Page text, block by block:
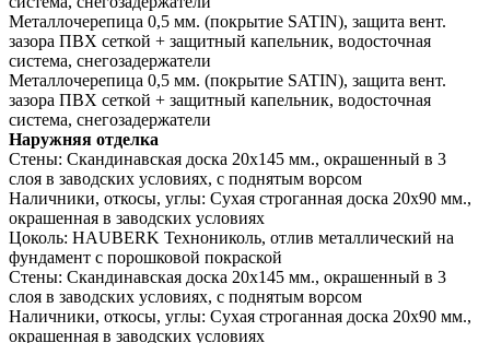
Металлочерепица 0,5 мм. (покрытие SATIN), защита вент.
зазора ПВХ сеткой + защитный капельник, водосточная
система, снегозадержатели
Металлочерепица 0,5 мм. (покрытие SATIN), защита вент.
зазора ПВХ сеткой + защитный капельник, водосточная
система, снегозадержатели
Наружняя отделка
Стены: Скандинавская доска 20х145 мм., окрашенный в 3
слоя в заводских условиях, с поднятым ворсом
Наличники, откосы, углы: Сухая строганная доска 20х90 мм.,
окрашенная в заводских условиях
Цоколь: HAUBERK Технониколь, отлив металлический на
фундамент с порошковой покраской
Стены: Скандинавская доска 20х145 мм., окрашенный в 3
слоя в заводских условиях, с поднятым ворсом
Наличники, откосы, углы: Сухая строганная доска 20х90 мм.,
окрашенная в заводских условиях